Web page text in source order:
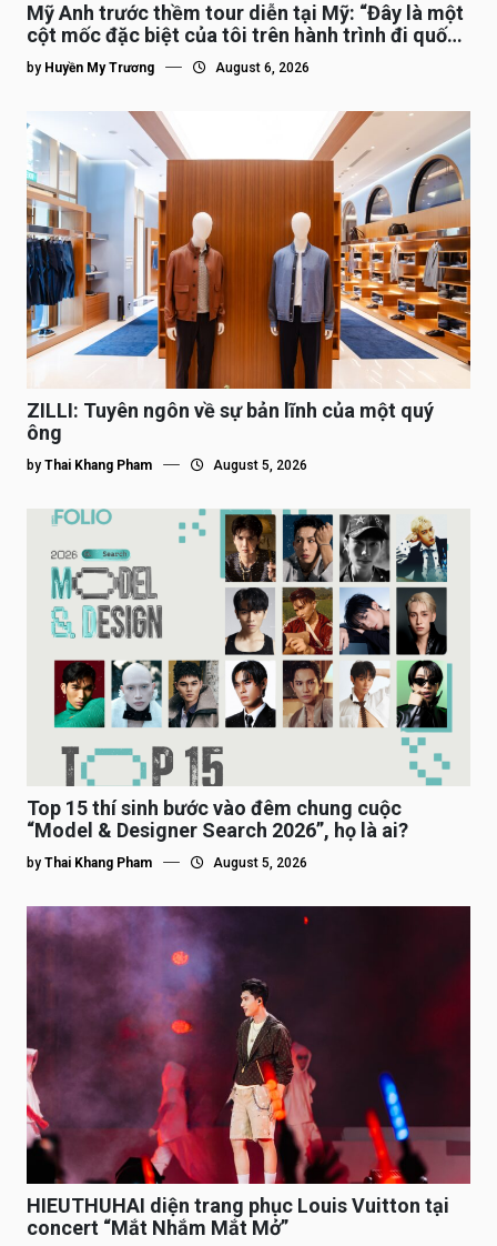
Mỹ Anh trước thềm tour diễn tại Mỹ: “Đây là một
cột mốc đặc biệt của tôi trên hành trình đi quốc
tế”
by Huyền My Trương August 6, 2026
ZILLI: Tuyên ngôn về sự bản lĩnh của một quý
ông
by Thai Khang Pham August 5, 2026
Top 15 thí sinh bước vào đêm chung cuộc
“Model & Designer Search 2026”, họ là ai?
by Thai Khang Pham August 5, 2026
HIEUTHUHAI diện trang phục Louis Vuitton tại
concert “Mắt Nhắm Mắt Mở”